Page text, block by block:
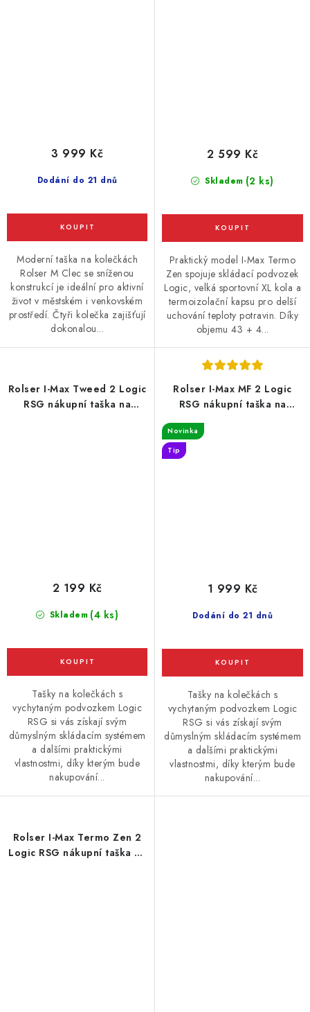
Dodání do 21 dnů
3 999 Kč
Moderní taška na kolečkách
Rolser M Clec se sníženou
konstrukcí je ideální pro aktivní
život v městském i venkovském
prostředí. Čtyři kolečka zajišťují
dokonalou...
Skladem (2 ks)
2 599 Kč
Praktický model I-Max Termo
Zen spojuje skládací podvozek
Logic, velká sportovní XL kola a
termoizolační kapsu pro delší
uchování teploty potravin. Díky
objemu 43 + 4...
Rolser I-Max Tweed 2 Logic
RSG nákupní taška na
Skladem (4 ks)
2 199 Kč
Tašky na kolečkách s
vychytaným podvozkem Logic
RSG si vás získají svým
důmyslným skládacím systémem
a dalšími praktickými
vlastnostmi, díky kterým bude
nakupování...
Rolser I-Max MF 2 Logic
RSG nákupní taška na
velkých kolečkách,
Novinka
Tip
Dodání do 21 dnů
1 999 Kč
Tašky na kolečkách s
vychytaným podvozkem Logic
RSG si vás získají svým
důmyslným skládacím systémem
a dalšími praktickými
vlastnostmi, díky kterým bude
nakupování...
Rolser I-Max Termo Zen 2
Logic RSG nákupní taška na